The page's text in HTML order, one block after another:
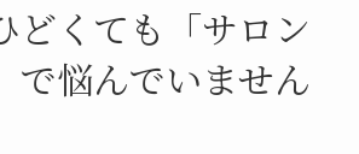
どくても「サロン
で悩んでいません